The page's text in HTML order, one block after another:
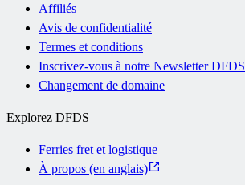
Affiliés
Avis de confidentialité
Termes et conditions
Inscrivez-vous à notre Newsletter DFDS
Changement de domaine
Explorez DFDS
Ferries fret et logistique
À propos (en anglais)